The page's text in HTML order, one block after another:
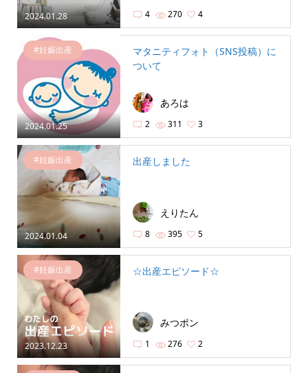
2024.01.28 4 270 4
2024.01.25
#妊娠出産
マタニティフォト（SNS投稿）に
ついて
あろは
2 311 3
2024.01.04
#妊娠出産 出産しました
えりたん
8 395 5
2023.12.23
#妊娠出産 ☆出産エピソード☆
みつポン
1 276 2